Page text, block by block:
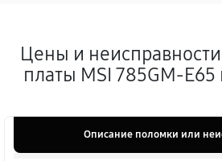
Цены и
платы MSI 785GM-
Описание поломки или